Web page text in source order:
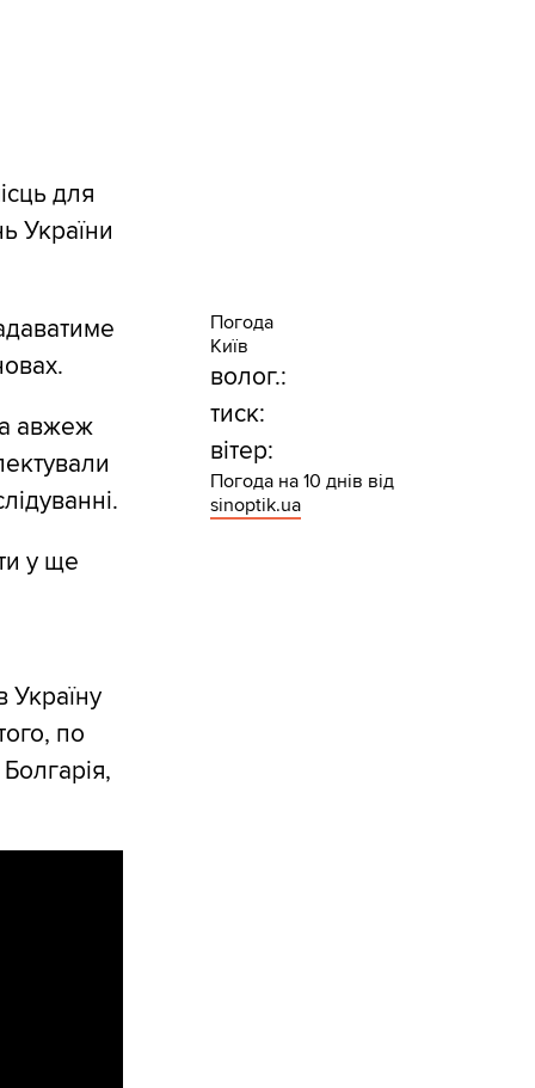
для
України
авжеж
у ще
Україну
по
Погода
Київ
волог.:
тиск:
вітер:
Погода на 10 днів від
sinoptik.ua